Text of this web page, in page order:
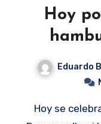
Hoy
Eduardo
Hoy se celebrará en nuestro país El Burger